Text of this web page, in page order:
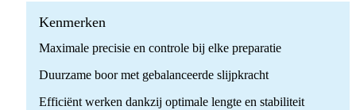
quantity
Kenmerken
Maximale precisie en controle bij elke preparatie
Duurzame boor met gebalanceerde slijpkracht
Efficiënt werken dankzij optimale lengte en stabiliteit